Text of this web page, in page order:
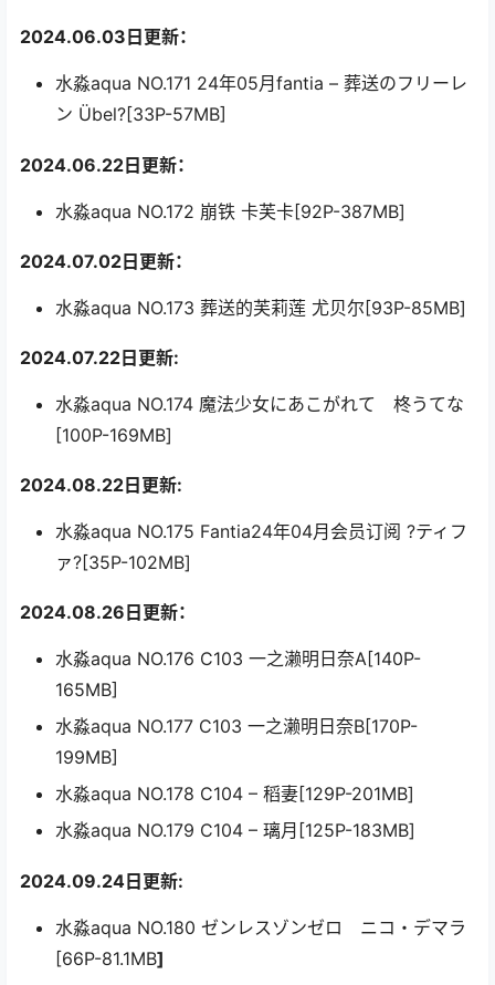
2024.06.03日更新：
水淼aqua NO.171 24年05月fantia – 葬送のフリーレ
ン Übel?[33P-57MB]
2024.06.22日更新：
水淼aqua NO.172 崩铁 卡芙卡[92P-387MB]
2024.07.02日更新：
水淼aqua NO.173 葬送的芙莉莲 尤贝尔[93P-85MB]
2024.07.22日更新:
水淼aqua NO.174 魔法少女にあこがれて 柊うてな
[100P-169MB]
2024.08.22日更新:
水淼aqua NO.175 Fantia24年04月会员订阅 ?ティフ
ァ?[35P-102MB]
2024.08.26日更新：
水淼aqua NO.176 C103 一之濑明日奈A[140P-
165MB]
水淼aqua NO.177 C103 一之濑明日奈B[170P-
199MB]
水淼aqua NO.178 C104 – 稻妻[129P-201MB]
水淼aqua NO.179 C104 – 璃月[125P-183MB]
2024.09.24日更新:
水淼aqua NO.180 ゼンレスゾンゼロ ニコ・デマラ
[66P-81.1MB]